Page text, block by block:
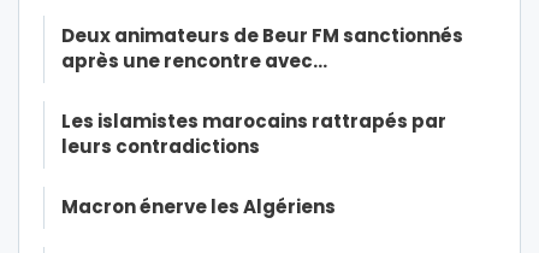
Deux animateurs de Beur FM sanctionnés
après une rencontre avec…
Les islamistes marocains rattrapés par
leurs contradictions
Macron énerve les Algériens